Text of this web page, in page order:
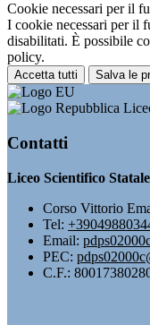
Cookie necessari per il
I cookie necessari per il
disabilitati. È possibile
policy.
Accetta tutti Salva le
Contatti
Liceo Scientifico
Corso Vittorio
Tel:
Email:
PEC:
C.F.: